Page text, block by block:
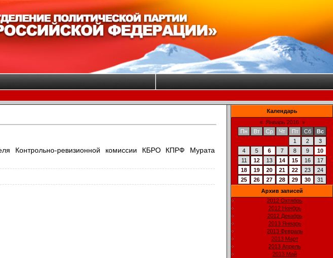
Контрольно-ревизионной комиссии КБРО КПРФ Мурата
Календарь
« Январь 2016 »
Пн
Вт Ср Чт Пт Сб
Вс
1
2
3
4
5 6 7 8 9
10
11
12 13 14 15 16
17
18
19 20 21 22 23
24
25
26 27 28 29 30
31
Архив записей
2012 Октябрь
2012 Ноябрь
2012 Декабрь
2013 Январь
2013 Февраль
2013 Март
2013 Апрель
2013 Май